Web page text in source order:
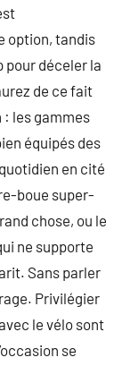
option, tandis
pour déceler la
de ce fait
les gammes
équipés des
en cité
boue super-
chose, ou le
ne supporte
Sans parler
Privilégier
le vélo sont
se